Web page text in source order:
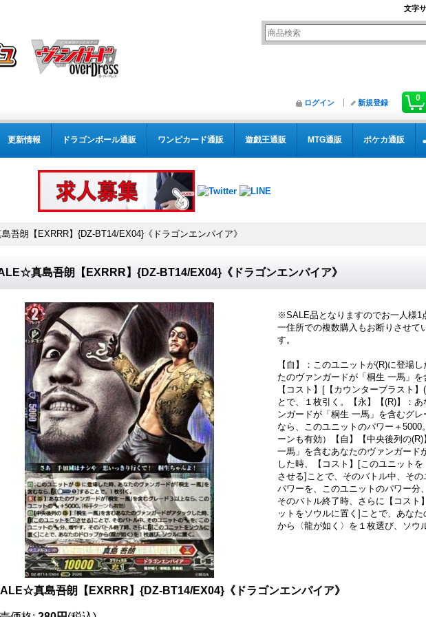
文字
0
ログイン 新規登録
更新情報 ドラゴンボール通販 ワンピカード通販 遊戯王通販 MTG通販 ポケカ通販
吾朗【EXRRR】{DZ-BT14/EX04}《ドラゴンエンパイア》
真島吾朗【EXRRR】{DZ-BT14/EX04}《ドラゴンエンパイア》
※SALE品となりますのでお一人様1
一住所での複数購入もお断りさせて
す。
【自】：このユニットが(R)に登場
たのヴァンガードが「桐生 一馬」を
【コスト】[【カウンターブラスト】
とで、１枚引く。【永】【(R)】：あ
ンガードが「桐生 一馬」を含むグレ
なら、このユニットのパワー＋5000
ーンも有効）【自】【中央後列の(R)
一馬」を含むあなたのヴァンガード
した時、【コスト】[このユニットを
させる]ことで、そのバトル中、その
パワーを、このユニットのパワー分
そのバトル終了時、さらに【コスト
ットをソウルに置く]ことで、あなた
から〈龍が如く〉を１枚選び、ソウ
真島吾朗【EXRRR】{DZ-BT14/EX04}《ドラゴンエンパイア》